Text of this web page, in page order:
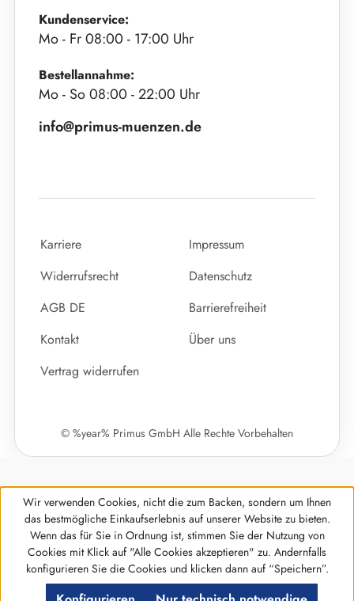
Kundenservice:
Mo - Fr 08:00 - 17:00 Uhr
Bestellannahme:
Mo - So 08:00 - 22:00 Uhr
info@primus-muenzen.de
Karriere
Impressum
Widerrufsrecht
Datenschutz
AGB DE
Barrierefreiheit
Kontakt
Über uns
Vertrag widerrufen
© %year% Primus GmbH Alle Rechte Vorbehalten
Werkzeugleiste anzeigen
Wir verwenden Cookies, nicht die zum Backen, sondern um Ihnen
das bestmögliche Einkaufserlebnis auf unserer Website zu bieten.
Wenn das für Sie in Ordnung ist, stimmen Sie der Nutzung von
Cookies mit Klick auf "Alle Cookies akzeptieren" zu. Andernfalls
konfigurieren Sie die Cookies und klicken dann auf “Speichern”.